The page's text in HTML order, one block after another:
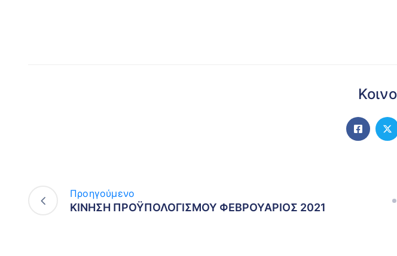
Προηγούμενο
ΚΙΝΗΣΗ ΠΡΟΫΠΟΛΟΓΙΣΜΟΥ ΦΕΒΡΟΥΑΡΙΟΣ 2021